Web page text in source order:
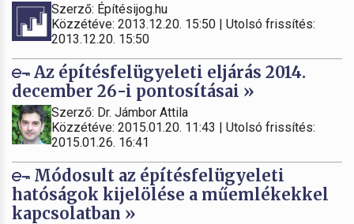
Szerző: Építésijog.hu
Közzétéve: 2013.12.20. 15:50 | Utolsó frissítés:
2013.12.20. 15:50
Az építésfelügyeleti eljárás 2014.
december 26-i pontosításai »
Szerző: Dr. Jámbor Attila
Közzétéve: 2015.01.20. 11:43 | Utolsó frissítés:
2015.01.26. 16:41
Módosult az építésfelügyeleti
hatóságok kijelölése a műemlékekkel
kapcsolatban »